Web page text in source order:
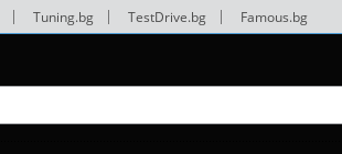
Tuning.bg TestDrive.bg Famous.bg